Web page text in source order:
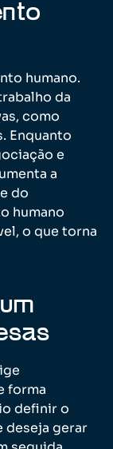
humano.
da
como
Enquanto
e
a
do
humano
o que torna
forma
definir o
deseja gerar